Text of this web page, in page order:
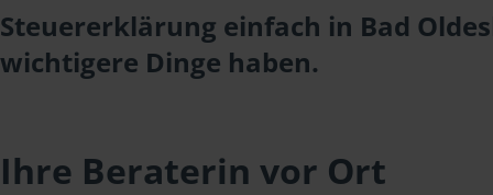
Steuererklärung einfach in Bad
wichtigere Dinge haben.
Ihre Beraterin vor Ort